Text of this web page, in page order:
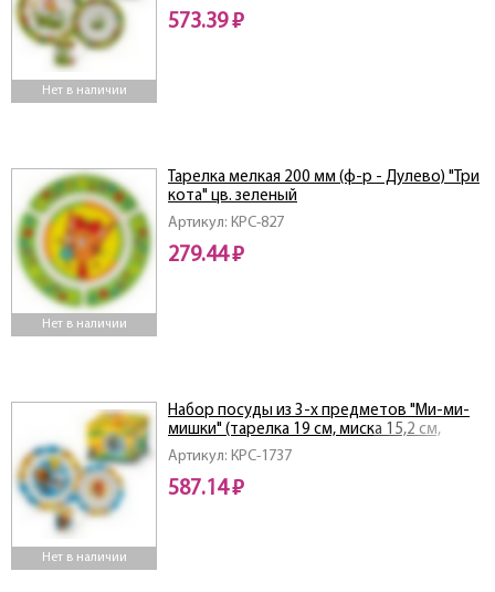
Нет в наличии
573.39 ₽
Нет в наличии
Артикул: КРС-827
Тарелка мелкая 200 мм (ф-р - Дулево) "Три
кота" цв. зеленый
279.44 ₽
Нет в наличии
Артикул: КРС-1737
Набор посуды из 3-х предметов "Ми-ми-
мишки" (тарелка 19 см, миска 15,2 см,
кружка 240 мл)
587.14 ₽